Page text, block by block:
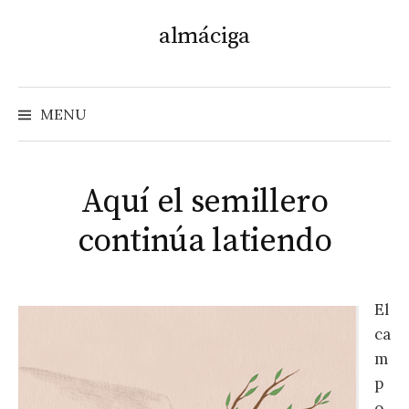
almáciga
MENU
Aquí el semillero
continúa latiendo
El
ca
m
p